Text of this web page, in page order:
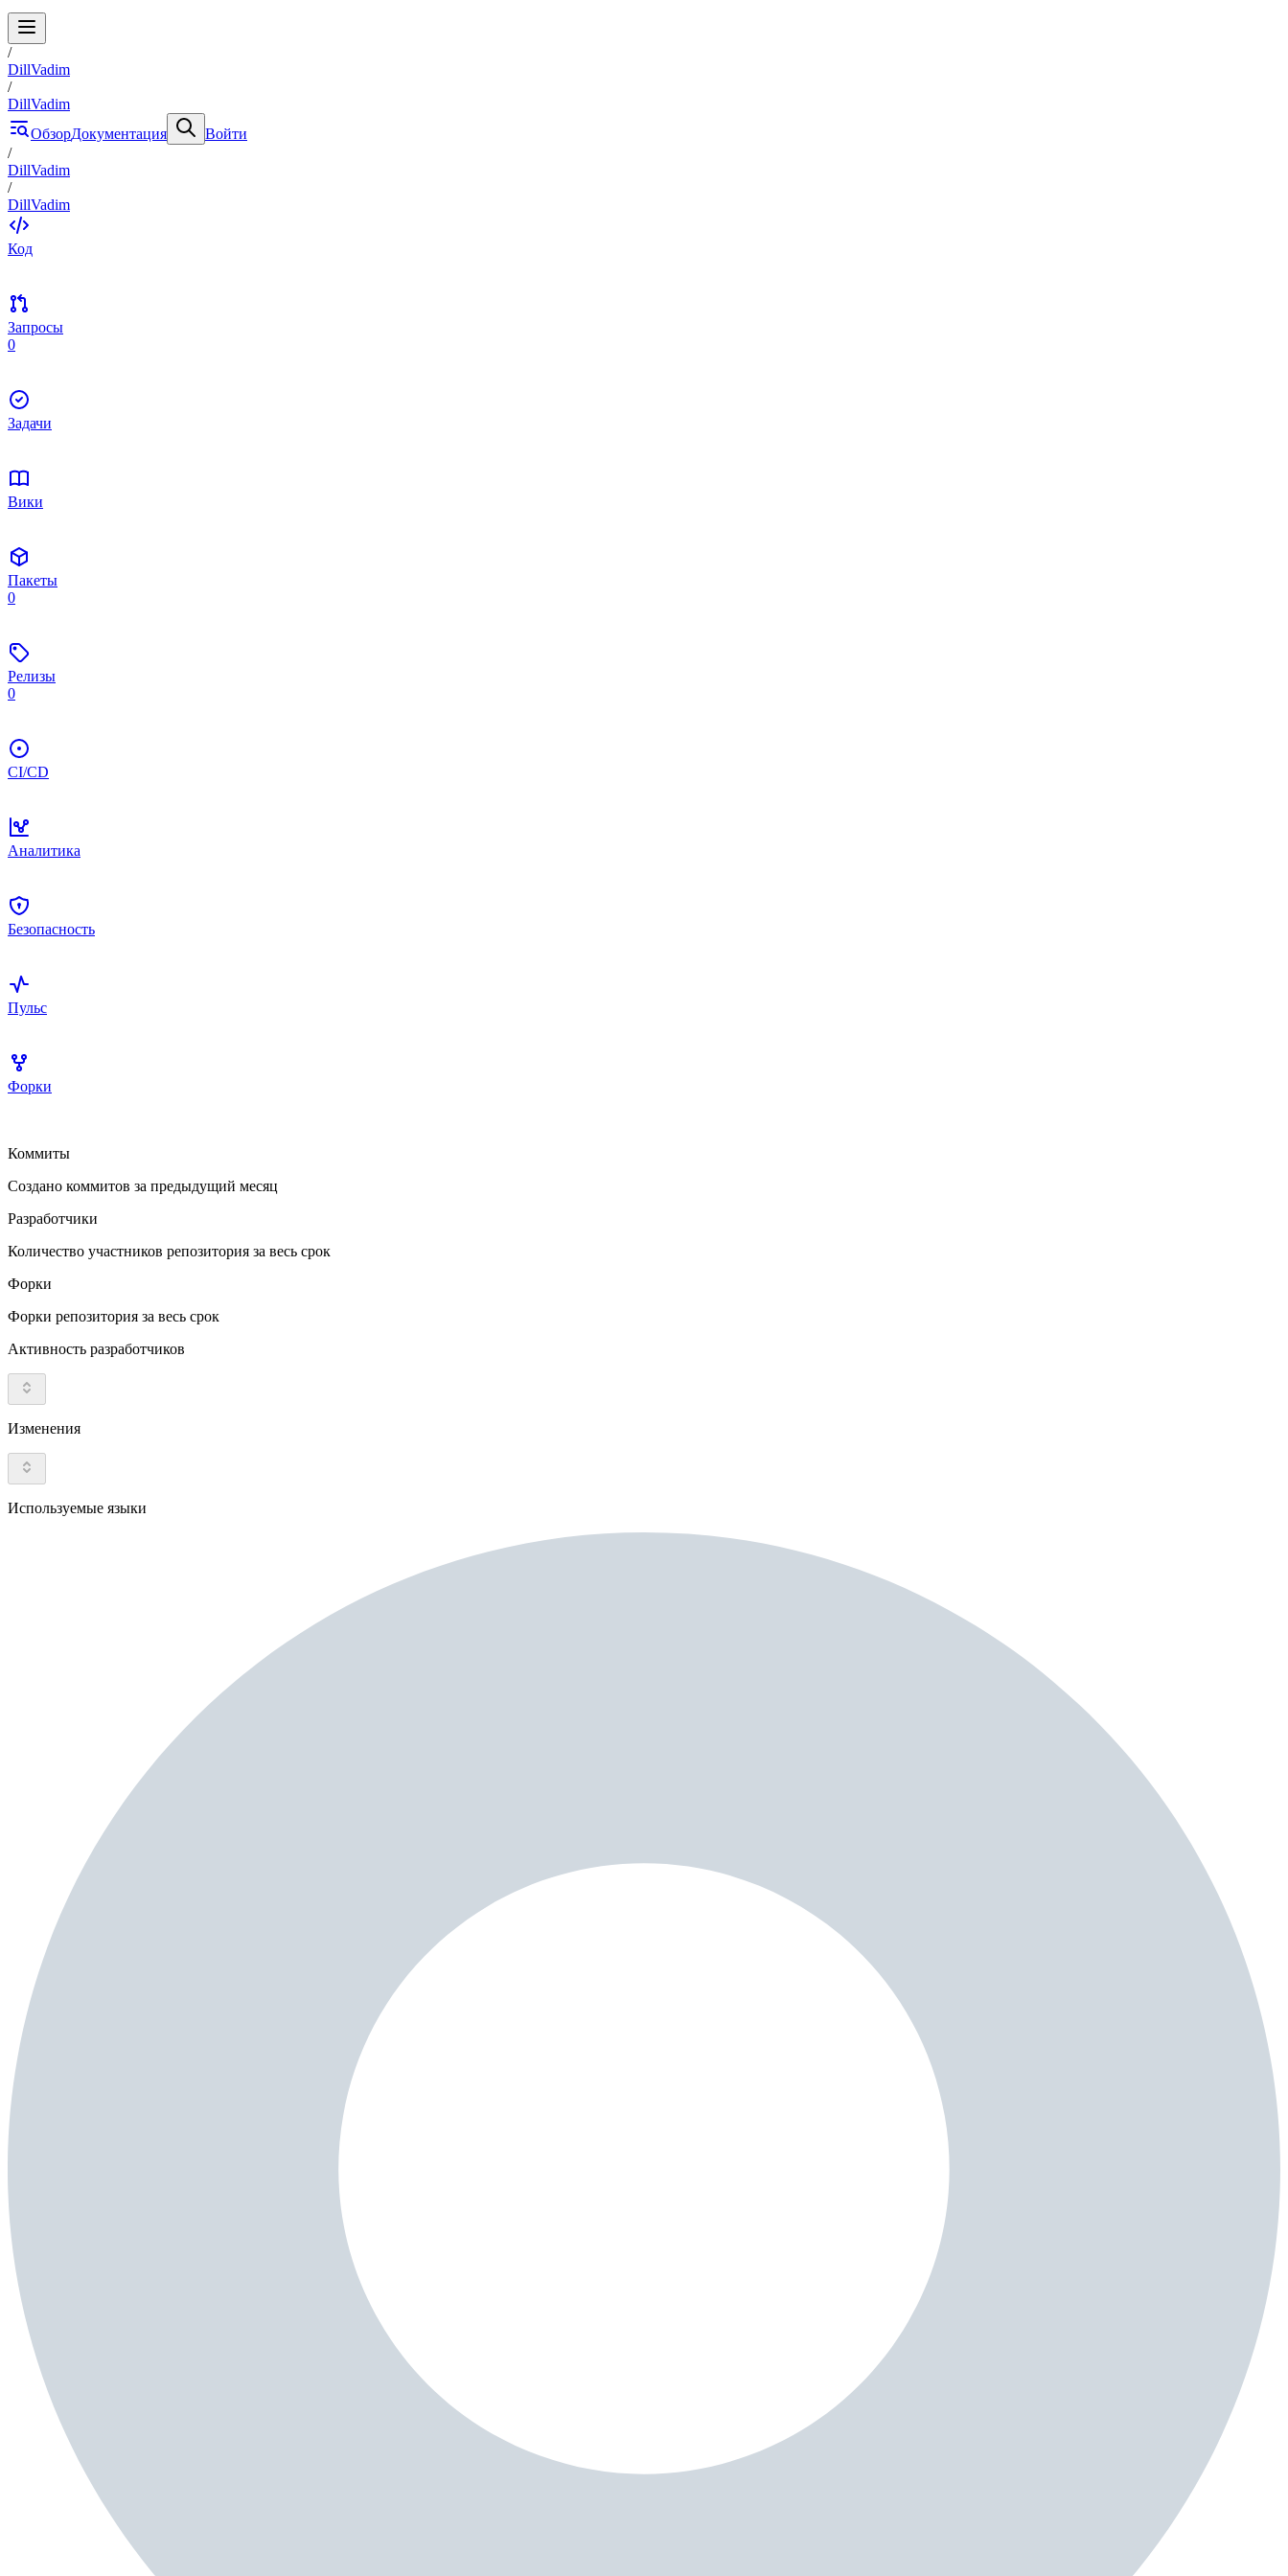
/
DillVadim
/
DillVadim
ОбзорДокументация
Войти
/
DillVadim
/
DillVadim
Код
Запросы
0
Задачи
Вики
Пакеты
0
Релизы
0
CI/CD
Аналитика
Безопасность
Пульс
Форки
Коммиты
Создано коммитов за предыдущий месяц
Разработчики
Количество участников репозитория за весь срок
Форки
Форки репозитория за весь срок
Активность разработчиков
Изменения
Используемые языки